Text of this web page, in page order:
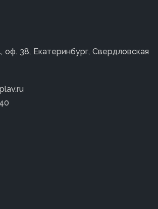
оф. 38, Екатеринбург, Свердловская